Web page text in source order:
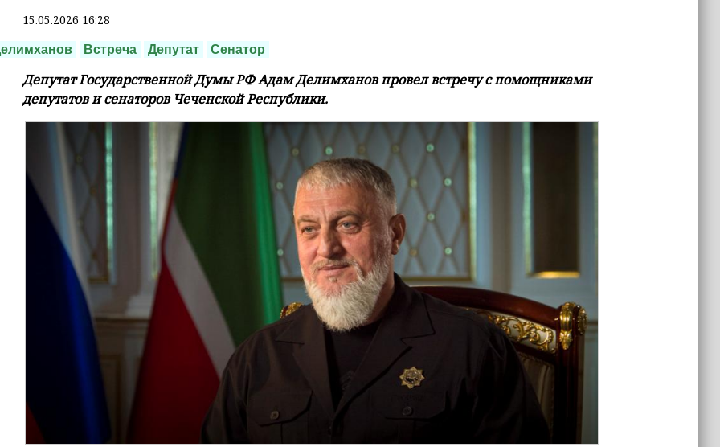
15.05.2026 16:28
Встреча Депутат Сенатор
Депутат Государственной Думы РФ Адам Делимханов провел встречу с помощниками
депутатов и сенаторов Чеченской Республики.